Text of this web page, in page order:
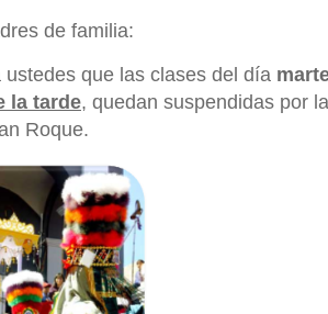
de familia:
ustedes que las clases del día
la tarde, quedan suspendidas por
Roque.